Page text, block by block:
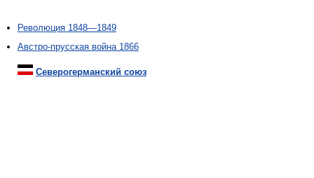
Революция 1848—1849
Австро-прусская война 1866
Северогерманский союз